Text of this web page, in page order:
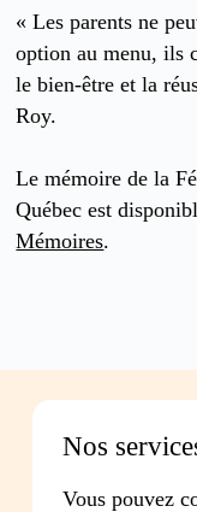
« Les parents ne
option au menu, ils
le bien-être et la
Roy.
Le mémoire de la
Québec est
Mémoires.
Nos
Vous pouvez